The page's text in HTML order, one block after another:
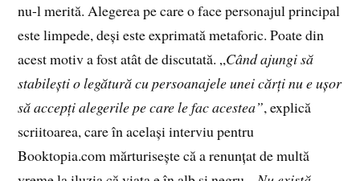
nu-l merită. Alegerea pe care o face personajul principal
este limpede, deși este exprimată metaforic. Poate din
acest motiv a fost atât de discutată. „Când ajungi să
stabilești o legătură cu persoanajele unei cărți nu e ușor
să accepți alegerile pe care le fac acestea”, explică
scriitoarea, care în același interviu pentru
Booktopia.com mărturisește că a renunțat de multă